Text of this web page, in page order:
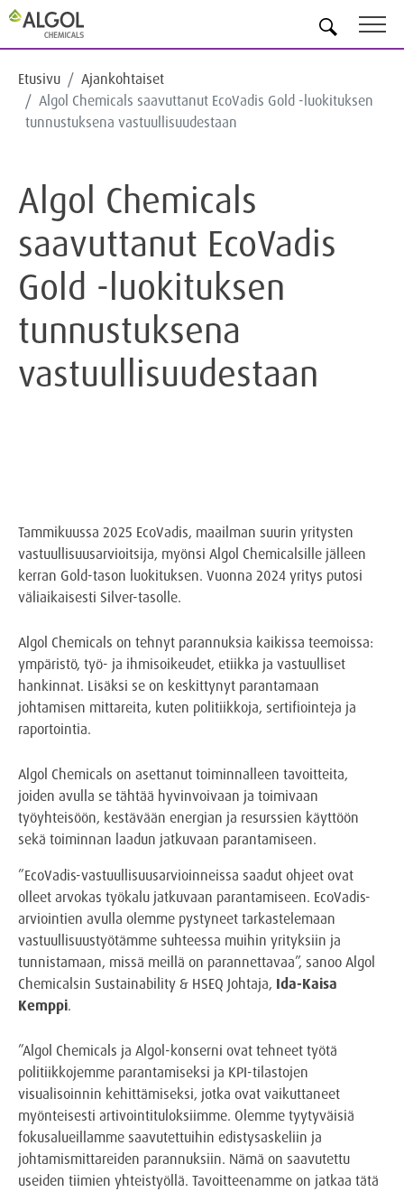
Etusivu
Ajankohtaiset
Algol Chemicals saavuttanut EcoVadis Gold -luokituksen
tunnustuksena vastuullisuudestaan
Algol Chemicals
saavuttanut EcoVadis
Gold -luokituksen
tunnustuksena
vastuullisuudestaan
Tammikuussa 2025 EcoVadis, maailman suurin yritysten
vastuullisuusarvioitsija, myönsi Algol Chemicalsille jälleen
kerran Gold-tason luokituksen. Vuonna 2024 yritys putosi
väliaikaisesti Silver-tasolle.
Algol Chemicals on tehnyt parannuksia kaikissa teemoissa:
ympäristö, työ- ja ihmisoikeudet, etiikka ja vastuulliset
hankinnat. Lisäksi se on keskittynyt parantamaan
johtamisen mittareita, kuten politiikkoja, sertifiointeja ja
raportointia.
Algol Chemicals on asettanut toiminnalleen tavoitteita,
joiden avulla se tähtää hyvinvoivaan ja toimivaan
työyhteisöön, kestävään energian ja resurssien käyttöön
sekä toiminnan laadun jatkuvaan parantamiseen.
”EcoVadis-vastuullisuusarvioinneissa saadut ohjeet ovat
olleet arvokas työkalu jatkuvaan parantamiseen. EcoVadis-
arviointien avulla olemme pystyneet tarkastelemaan
vastuullisuustyötämme suhteessa muihin yrityksiin ja
tunnistamaan, missä meillä on parannettavaa”, sanoo Algol
Chemicalsin Sustainability & HSEQ Johtaja, Ida-Kaisa
Kemppi.
”Algol Chemicals ja Algol-konserni ovat tehneet työtä
politiikkojemme parantamiseksi ja KPI-tilastojen
visualisoinnin kehittämiseksi, jotka ovat vaikuttaneet
myönteisesti artivointituloksiimme. Olemme tyytyväisiä
fokusalueillamme saavutettuihin edistysaskeliin ja
johtamismittareiden parannuksiin. Nämä on saavutettu
useiden tiimien yhteistyöllä. Tavoitteenamme on jatkaa tätä